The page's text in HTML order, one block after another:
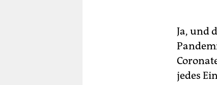
Ja, und
jedes